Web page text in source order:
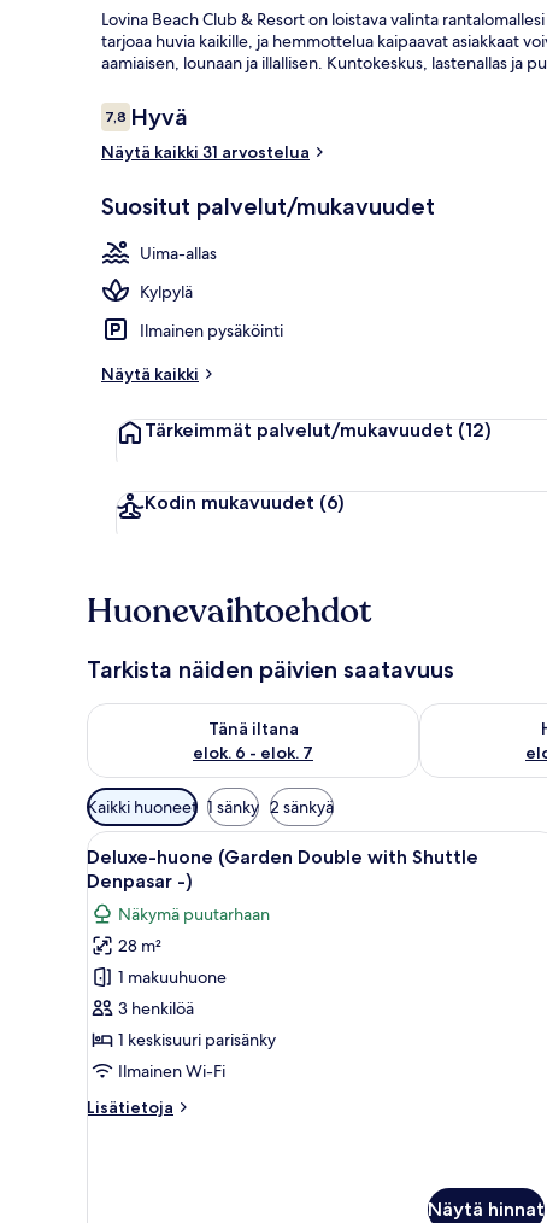
Lovina Beach Club & Resort on loistava valinta
tarjoaa huvia kaikille, ja hemmottelua kaipaavat asiakkaat
aamiaisen, lounaan ja illallisen. Kuntokeskus, lastenallas ja
Arvostelut
7,87,8 kautta 10.
Hyvä
Näytä kaikki 31 arvostelua
Suositut palvelut/mukavuudet
Uima-allas
Kylpylä
Ilmainen pysäköinti
Näytä kaikki
Tärkeimmät palvelut/mukavuudet (12)
Kodin mukavuudet (6)
Huonevaihtoehdot
Tarkista näiden päivien saatavuus
Tänä iltana
elok. 6 - elok. 7
Tarkista tämän illan saatavuus elok. 6 - elok. 7
Tarkista
Huoneille
saatavilla
olevia
suodattimia
Kaikki huoneet 1 sänky 2 sänkyä
Avaa
kaikki
huonetyypin
Deluxe-
huone
(Garden
Double
with
Shuttle
-)
Moderni hotellihuone, jossa
10
Deluxe-huone (Garden Double with Shuttle
Denpasar -)
Näkymä puutarhaan
28 m²
1 makuuhuone
3 henkilöä
1 keskisuuri parisänky
Ilmainen Wi-Fi
Lisätietoja
Lisätietoja
Näytä hinnat